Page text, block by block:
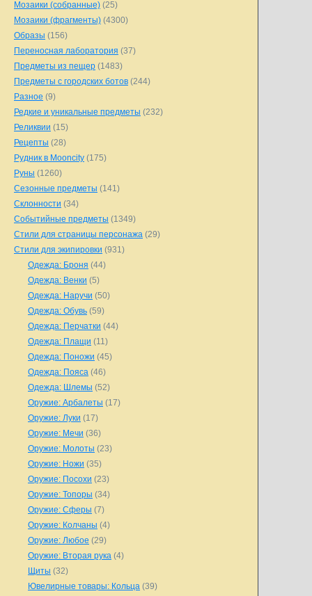
Мозаики (собранные) (25)
Мозаики (фрагменты) (4300)
Образы (156)
Переносная лаборатория (37)
Предметы из пещер (1483)
Предметы с городских ботов (244)
Разное (9)
Редкие и уникальные предметы (232)
Реликвии (15)
Рецепты (28)
Рудник в Mooncity (175)
Руны (1260)
Сезонные предметы (141)
Склонности (34)
Событийные предметы (1349)
Стили для страницы персонажа (29)
Стили для экипировки (931)
Одежда: Броня (44)
Одежда: Венки (5)
Одежда: Наручи (50)
Одежда: Обувь (59)
Одежда: Перчатки (44)
Одежда: Плащи (11)
Одежда: Поножи (45)
Одежда: Пояса (46)
Одежда: Шлемы (52)
Оружие: Арбалеты (17)
Оружие: Луки (17)
Оружие: Мечи (36)
Оружие: Молоты (23)
Оружие: Ножи (35)
Оружие: Посохи (23)
Оружие: Топоры (34)
Оружие: Сферы (7)
Оружие: Колчаны (4)
Оружие: Любое (29)
Оружие: Вторая рука (4)
Щиты (32)
Ювелирные товары: Кольца (39)